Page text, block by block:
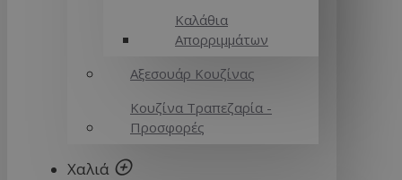
Καλάθια
Απορριμμάτων
Αξεσουάρ Κουζίνας
Κουζίνα Τραπεζαρία -
Προσφορές
Χαλιά